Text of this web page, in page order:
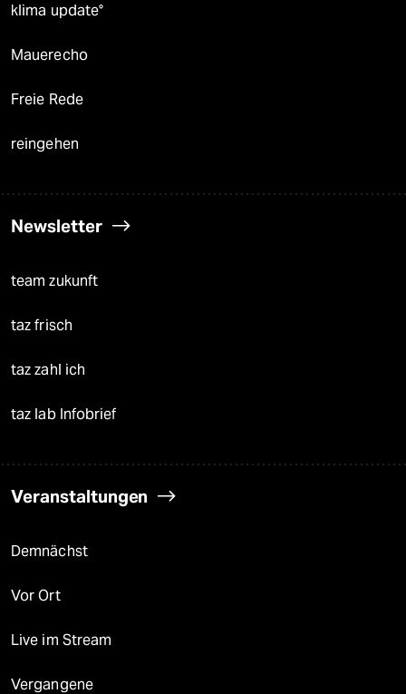
klima update°
Mauerecho
Freie Rede
reingehen
Newsletter
team zukunft
taz frisch
taz zahl ich
taz lab Infobrief
Veranstaltungen
Demnächst
Vor Ort
Live im Stream
Vergangene